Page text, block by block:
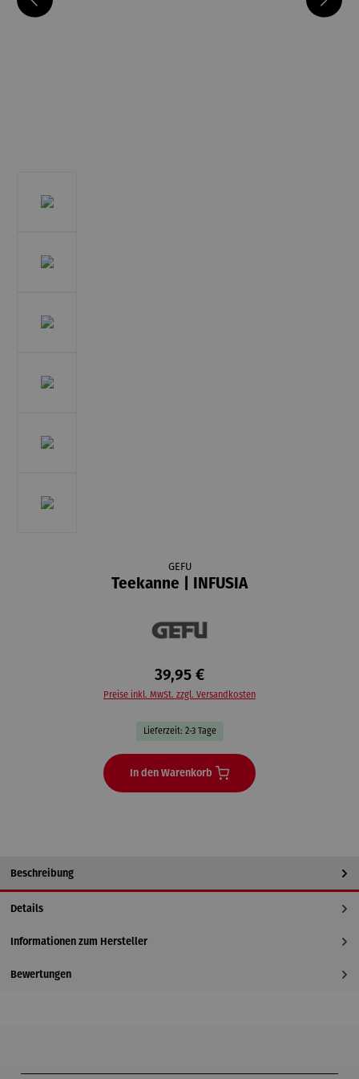
GEFU
Teekanne | INFUSIA
39,95 €
Preise inkl. MwSt. zzgl. Versandkosten
Lieferzeit: 2-3 Tage
In den Warenkorb
Beschreibung
Details
Informationen zum Hersteller
Bewertungen